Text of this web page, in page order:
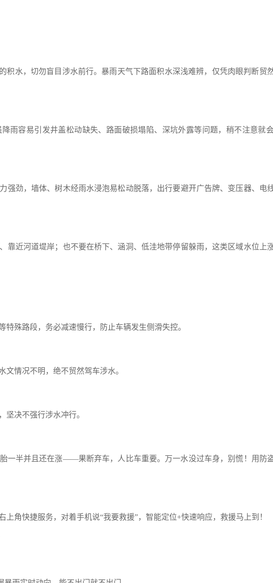
积水，切勿盲目涉水前行。暴雨天气下路面积水深浅难辨，仅凭肉眼判断贸
雨容易引发井盖松动缺失、路面破损塌陷、深坑外露等问题，稍不注意就
强劲，墙体、树木经雨水浸泡易松动脱落，出行要避开广告牌、变压器、电
靠近河道堤岸；也不要在桥下、涵洞、低洼地带停留躲雨，这类区域水位上
特殊路段，务必减速慢行，防止车辆发生侧滑失控。
文情况不明，绝不贸然驾车涉水。
坚决不强行涉水冲行。
一半并且还在涨——果断弃车，人比车重要。万一水没过车身，别慌！用防
上角快捷服务，对着手机说“我要救援”，智能定位+快速响应，救援马上到！